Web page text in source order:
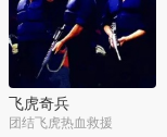
飞虎奇兵
团结飞虎热血救援